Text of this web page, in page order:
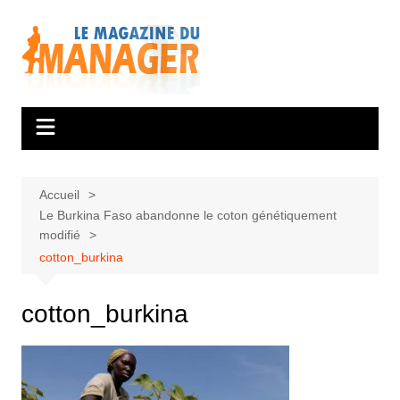
contenu
Accueil
Le Burkina Faso abandonne le coton génétiquement
modifié
cotton_burkina
cotton_burkina